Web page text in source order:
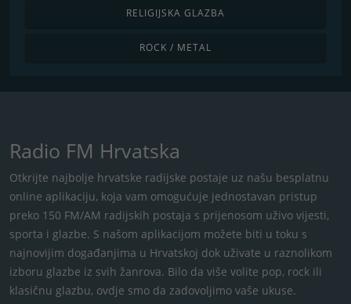
RELIGIJSKA GLAZBA
ROCK / METAL
Radio FM Hrvatska
Otkrijte najbolje hrvatske radijske postaje uz našu besplatnu
online aplikaciju, koja vam omogućuje jednostavan pristup
preko 150 FM/AM radijskih postaja s ​​prijenosom uživo vijesti,
sporta i glazbe. S našom aplikacijom možete biti u toku s
najnovijim događanjima u Hrvatskoj dok uživate u raznolikom
izboru glazbe iz svih žanrova. Bilo da više volite pop, rock ili
klasičnu glazbu, ovdje smo da zadovoljimo vaše ukuse.